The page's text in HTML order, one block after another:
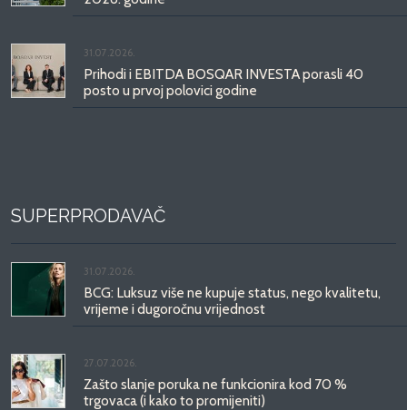
31.07.2026.
Prihodi i EBITDA BOSQAR INVESTA porasli 40
posto u prvoj polovici godine
SUPERPRODAVAČ
31.07.2026.
BCG: Luksuz više ne kupuje status, nego kvalitetu,
vrijeme i dugoročnu vrijednost
27.07.2026.
Zašto slanje poruka ne funkcionira kod 70 %
trgovaca (i kako to promijeniti)